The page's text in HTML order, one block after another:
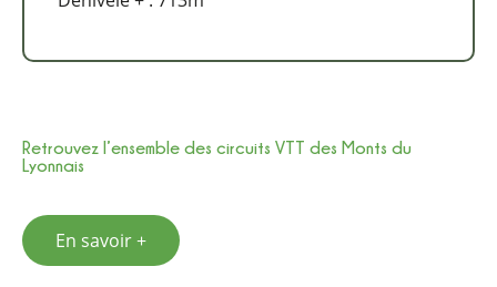
Retrouvez l’ensemble des circuits VTT des Monts du
Lyonnais
En savoir +